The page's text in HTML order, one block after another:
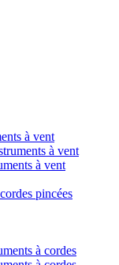
à vent
à vent
à vent
pincées
à cordes